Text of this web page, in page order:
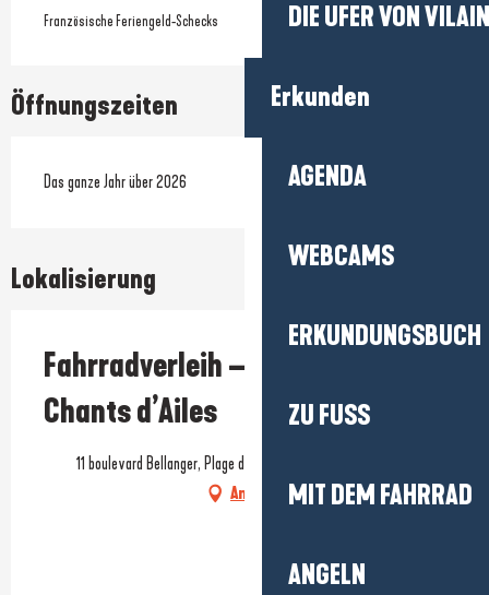
DIE UFER VON
Erkunden
AGENDA
WEBCAMS
ERKUNDUNGSBUCH
ZU FUSS
MIT DEM FAHRRAD
ANGELN
Französische Feriengeld-Schecks
Öffnungszeiten
Das ganze Jahr über 2026
Lokalisierung
Fahrradverleih – Hotel Les
Chants d’Ailes
11 boulevard Bellanger, Plage des Bretons, 44420 La Turballe
Anfahrt